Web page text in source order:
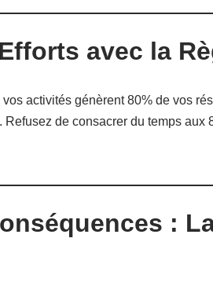
avec la
vos activités génèrent 80% de vos
de consacrer du temps aux
: